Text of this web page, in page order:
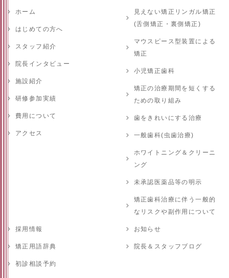
ホーム
はじめての方へ
スタッフ紹介
院長インタビュー
施設紹介
研修参加実績
費用について
アクセス
見えない矯正リンガル矯正
(舌側矯正・裏側矯正)
マウスピース型装置による
矯正
小児矯正歯科
矯正の治療期間を短くする
ための取り組み
歯をきれいにする治療
一般歯科(虫歯治療)
ホワイトニング＆クリーニ
ング
未承認医薬品等の明示
矯正歯科治療に伴う一般的
なリスクや副作用について
採用情報
矯正用語辞典
初診相談予約
お知らせ
院長＆スタッフブログ